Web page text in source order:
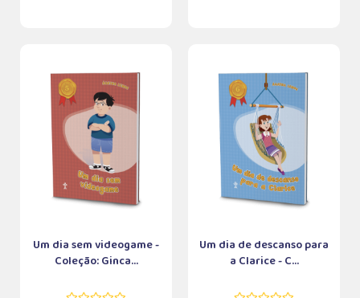
Um dia sem videogame -
Coleção: Ginca...
Um dia de descanso para
a Clarice - C...